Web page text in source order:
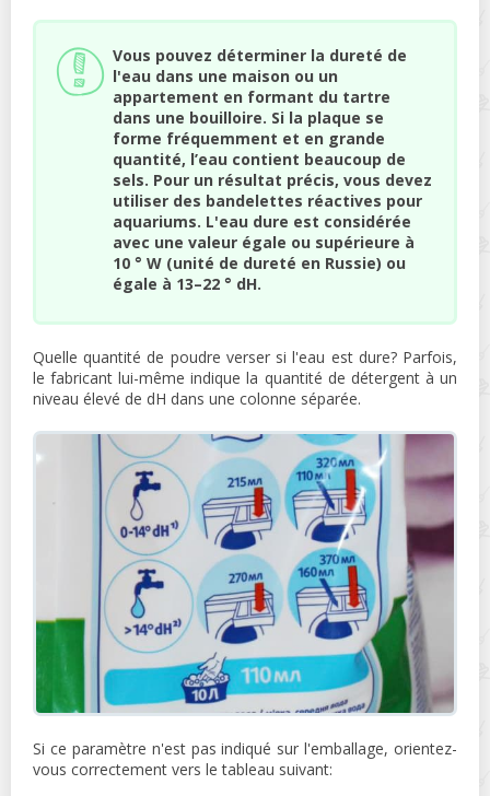
Vous pouvez déterminer la dureté de
l'eau dans une maison ou un
appartement en formant du tartre
dans une bouilloire. Si la plaque se
forme fréquemment et en grande
quantité, l’eau contient beaucoup de
sels. Pour un résultat précis, vous devez
utiliser des bandelettes réactives pour
aquariums. L'eau dure est considérée
avec une valeur égale ou supérieure à
10 ° W (unité de dureté en Russie) ou
égale à 13–22 ° dH.
Quelle quantité de poudre verser si l'eau est dure? Parfois,
le fabricant lui-même indique la quantité de détergent à un
niveau élevé de dH dans une colonne séparée.
Si ce paramètre n'est pas indiqué sur l'emballage, orientez-
vous correctement vers le tableau suivant: